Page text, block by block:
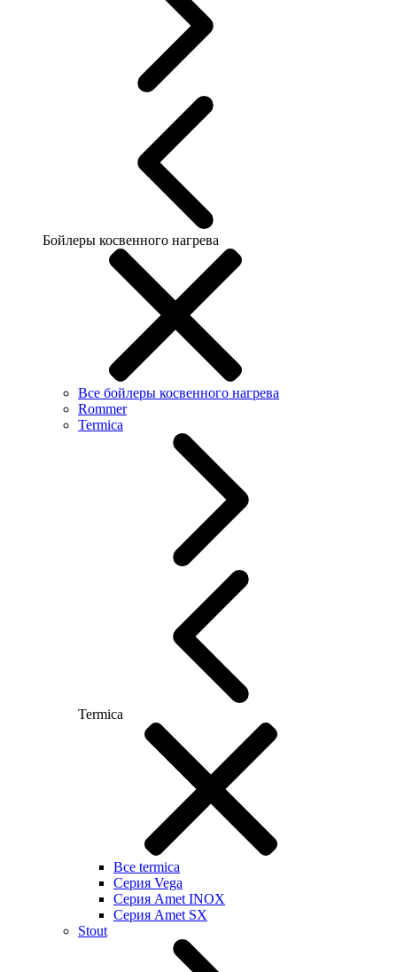
Бойлеры косвенного нагрева
Все бойлеры косвенного нагрева
Rommer
Termica
Termica
Все termica
Серия Vega
Серия Amet INOX
Серия Amet SX
Stout